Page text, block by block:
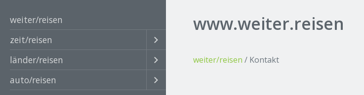
weiter/reisen
zeit/reisen
länder/reisen
auto/reisen
www.weiter.reisen
weiter/reisen / Kontakt